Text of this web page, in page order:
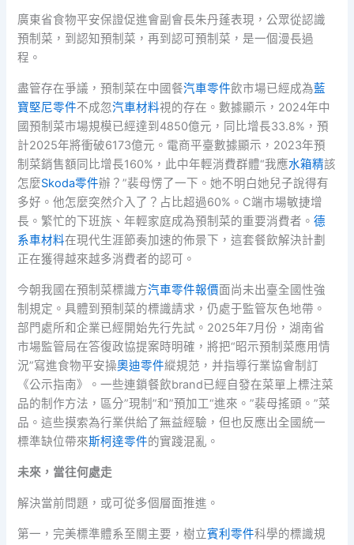
廣東省食物平安保證促進會副會長朱丹蓬表現，公眾從認識
預制菜，到認知預制菜，再到認可預制菜，是一個漫長過
程。
盡管存在爭議，預制菜在中國餐汽車零件飲市場已經成為藍
寶堅尼零件不成忽汽車材料視的存在。數據顯示，2024年中
國預制菜市場規模已經達到4850億元，同比增長33.8%，預
計2025年將衝破6173億元。電商平臺數據顯示，2023年預
制菜銷售額同比增長160%，此中年輕消費群體“我應水箱精該
怎麼Skoda零件辦？”裴母愣了一下。她不明白她兒子說得有
多好。他怎麼突然介入了？占比超過60%。C端市場敏捷增
長。繁忙的下班族、年輕家庭成為預制菜的重要消費者。德
系車材料在現代生涯節奏加速的佈景下，這套餐飲解決計劃
正在獲得越來越多消費者的認可。
今朝我國在預制菜標識方汽車零件報價面尚未出臺全國性強
制規定。具體到預制菜的標識請求，仍處于監管灰色地帶。
部門處所和企業已經開始先行先試。2025年7月份，湖南省
市場監管局在答復政協提案時明確，將把“昭示預制菜應用情
況”寫進食物平安操奧迪零件縱規范，并指導行業協會制訂
《公示指南》。一些連鎖餐飲brand已經自發在菜單上標注菜
品的制作方法，區分”現制”和”預加工“進來。”裴母搖頭。”菜
品。這些摸索為行業供給了無益經驗，但也反應出全國統一
標準缺位帶來斯柯達零件的實踐混亂。
未來，當往何處走
解決當前問題，或可從多個層面推進。
第一，完美標準體系至關主要，樹立賓利零件科學的標識規